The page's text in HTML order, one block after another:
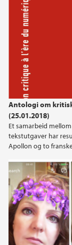
Antologi om
(25.01.2018)
Et samarbeid
tekstutgaver har
Apollon og to